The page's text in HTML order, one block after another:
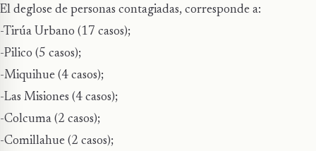
El deglose de personas contagiadas, corresponde a:
-Tirúa Urbano (17 casos);
-Pilico (5 casos);
-Miquihue (4 casos);
-Las Misiones (4 casos);
-Colcuma (2 casos);
-Comillahue (2 casos);